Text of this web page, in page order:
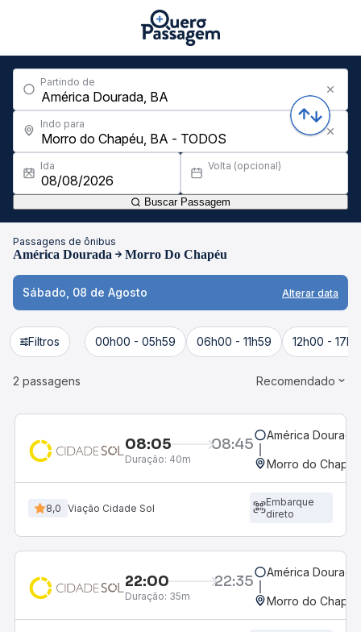
Partindo de
Indo para
Ida Volta (opcional)
Buscar Passagem
Passagens de ônibus
América Dourada Morro Do Chapéu
Sábado, 08 de Agosto Alterar data
Filtros 00h00 - 05h59 06h00 - 11h59 12h00 -
2 passagens Recomendado
08:05 08:45
Duração: 40m
América
Morro do
8,0 Viação Cidade Sol
Embarque
direto
22:00 22:35
Duração: 35m
América
Morro do